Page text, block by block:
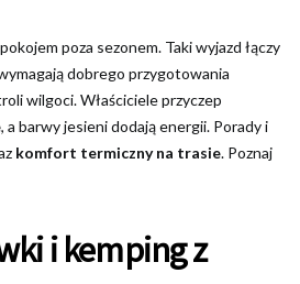
poza sezonem. Taki wyjazd łączy
dobrego przygotowania
wilgoci. Właściciele przyczep
, a barwy jesieni dodają energii. Porady i
komfort termiczny na trasie. Poznaj
i kemping z